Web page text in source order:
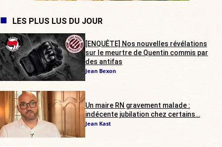
LES PLUS LUS DU JOUR
[ENQUÊTE] Nos nouvelles révélations
sur le meurtre de Quentin commis par
des antifas
Jean Bexon
Un maire RN gravement malade :
indécente jubilation chez certains…
Jean Kast